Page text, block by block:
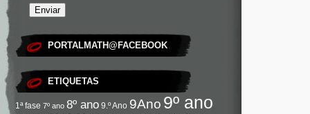
PORTALMATH@FACEBOOK
ETIQUETAS
1ª fase 7º ano 8º ano 9.º Ano 9Ano 9º ano